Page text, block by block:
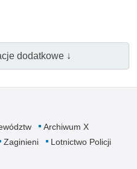
dodatkowe ↓
Archiwum X
Zaginieni
Lotnictwo Policji